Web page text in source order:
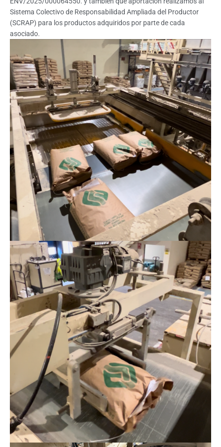
Sistema Colectivo de Responsabilidad Ampliada del Productor
(SCRAP) para los productos adquiridos por parte de cada
asociado.